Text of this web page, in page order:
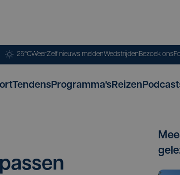
25°CWeerZelf nieuws meldenWedstrijdenBezoek ons
TendensProgramma'sReizen